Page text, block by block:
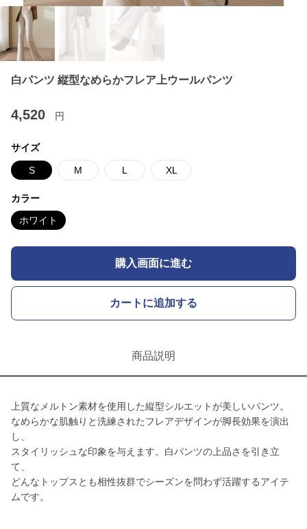
白パンツ 縦型なめらかフレア上ウールパンツ
4,520 円
サイズ
S M L XL
カラー
ホワイト
購入画面に進む
カートに追加する
商品説明
上質なメルトン素材を使用した縦型シルエットが美しいパンツ。
なめらかな肌触りと洗練されたフレアデザインが脚長効果を演出
し、
スタイリッシュな印象を与えます。白パンツの上品さを引き立
て、
どんなトップスとも相性抜群でシーズンを問わず活躍するアイテ
ムです。